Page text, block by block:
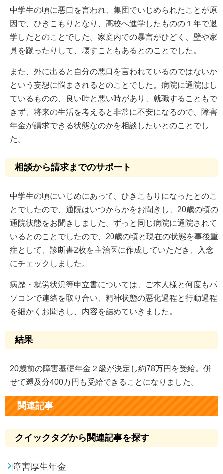
中学生の頃に悪口を言われ、集団でいじめられたことが原
因で、ひきこもりとなり、高校へ進学したものの１年で退
学したとのことでした。家庭内での暴言がひどく、壁や家
具を蹴ったりして、壊すこともあるとのことでした。
また、外に出ると自分の悪口を言われているのではないか
という妄想に悩まされるとのことでした。病院に通院はし
ているものの、良い時と悪い時があり、就職することもで
きず、将来の生活を考えると非常に不安になるので、障害
年金が請求できる状態なのかを相談したいとのことでし
た。
相談から請求までのサポート
中学生の頃にいじめにあって、ひきこもりになったとのこ
とでしたので、通院はいつからかをお聞きし、20歳の頃の
通院状態をお聞きしました。ずっと同じ病院に通院されて
いるとのことでしたので、20歳の頃と現在の状態を事後重
症として、診断書2枚を主治医に作成していただき、入念
にチェックしました。
病歴・就労状況等申立書については、ご本人様と何度もパ
ソコンで連絡を取り合い、精神状態の悪化過程と行動過程
を細かくお聞きし、内容を詰めていきました。
結果
20歳前の障害基礎年金２級が決定し約78万円を受給。併
せて遡及分400万円も受給できることになりました。
関連記事
クイックタグから関連記事を探す
障害厚生年金